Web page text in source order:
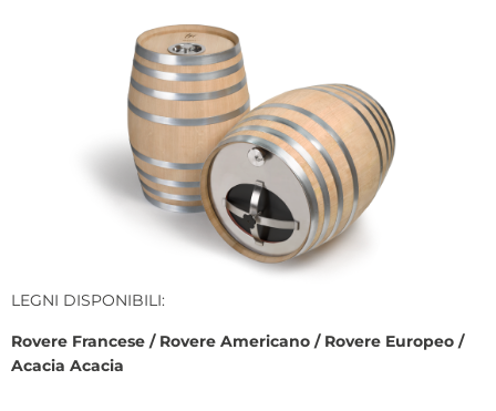
LEGNI DISPONIBILI:
Rovere Francese / Rovere Americano / Rovere Europeo /
Acacia Acacia